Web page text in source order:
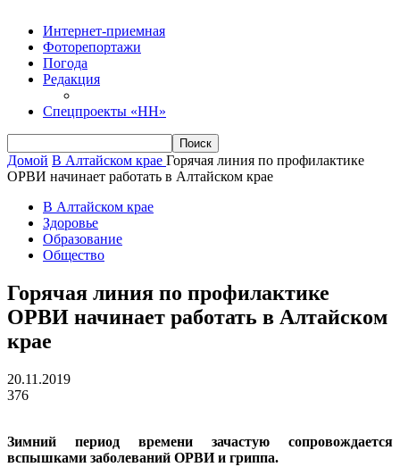
Интернет-приемная
Фоторепортажи
Погода
Редакция
Спецпроекты «НН»
Домой В Алтайском крае Горячая линия по профилактике
ОРВИ начинает работать в Алтайском крае
В Алтайском крае
Здоровье
Образование
Общество
Горячая линия по профилактике
ОРВИ начинает работать в Алтайском
крае
20.11.2019
376
Зимний период времени зачастую сопровождается
вспышками заболеваний ОРВИ и гриппа.